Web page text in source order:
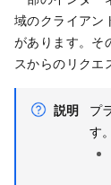
域のクライアン
があります。そ
スからのリクエ
説明
プ
す。